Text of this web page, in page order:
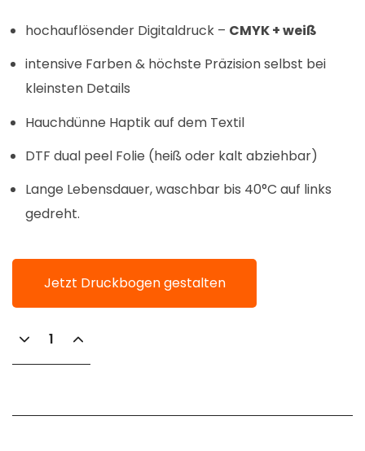
hochauflösender Digitaldruck – CMYK + weiß
intensive Farben & höchste Präzision selbst bei
kleinsten Details
Hauchdünne Haptik auf dem Textil
DTF dual peel Folie (heiß oder kalt abziehbar)
Lange Lebensdauer, waschbar bis 40°C auf links
gedreht.
Jetzt Druckbogen gestalten